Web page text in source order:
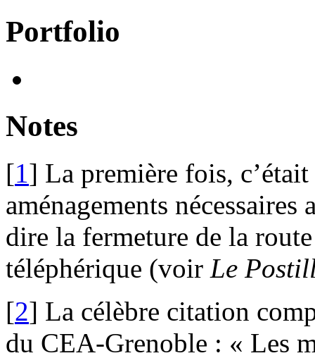
Portfolio
Notes
[1 ] La première fois,
aménagements
dire la fermeture de la
téléphérique (voir Le
[2] La célèbre citation
du CEA-Grenoble : « Les